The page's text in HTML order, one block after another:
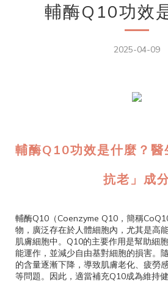
輔酶Q10功效
2025-04-09
輔酶Q10功效是什麼？醫
抗老」成
輔酶Q10（Coenzyme Q10，簡稱
物，廣泛存在於人體細胞內，尤其是高
肌膚細胞中。Q10的主要作用是幫助細
能運作，並減少自由基對細胞的損害。
的含量逐漸下降，導致肌膚老化、疲勞
等問題。因此，適當補充Q10成為維持